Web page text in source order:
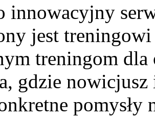
innowacyjny
jest
treningom dla
gdzie
pomysły